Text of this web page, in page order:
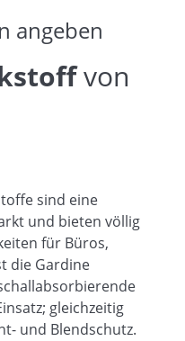
angeben
von
sind eine
und bieten völlig
für Büros,
die Gardine
gleichzeitig
und Blendschutz.